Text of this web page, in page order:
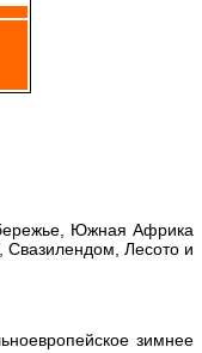
Южная Африка
Свазилендом, Лесото и
зимнее